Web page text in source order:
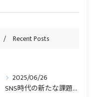
Recent Posts
2025/06/26
SNS時代の新たな課題「SNSトラブル」とは